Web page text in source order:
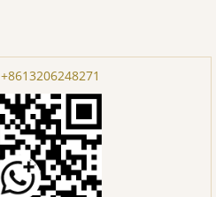
+8613206248271